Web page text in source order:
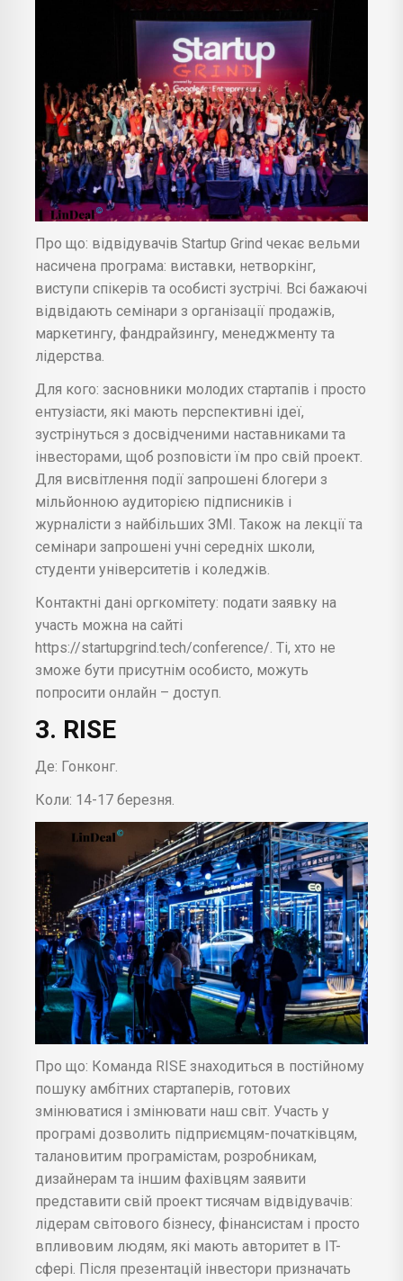
Про що: відвідувачів Startup Grind чекає вельми
насичена програма: виставки, нетворкінг,
виступи спікерів та особисті зустрічі. Всі бажаючі
відвідають семінари з організації продажів,
маркетингу, фандрайзингу, менеджменту та
лідерства.
Для кого: засновники молодих стартапів і просто
ентузіасти, які мають перспективні ідеї,
зустрінуться з досвідченими наставниками та
інвесторами, щоб розповісти їм про свій проект.
Для висвітлення події запрошені блогери з
мільйонною аудиторією підписників і
журналісти з найбільших ЗМІ. Також на лекції та
семінари запрошені учні середніх школи,
студенти університетів і коледжів.
Контактні дані оргкомітету: подати заявку на
участь можна на сайті
https://startupgrind.tech/conference/. Ті, хто не
зможе бути присутнім особисто, можуть
попросити онлайн – доступ.
3. RISE
Де: Гонконг.
Коли: 14-17 березня.
Про що: Команда RISE знаходиться в постійному
пошуку амбітних стартаперів, готових
змінюватися і змінювати наш світ. Участь у
програмі дозволить підприємцям-початківцям,
талановитим програмістам, розробникам,
дизайнерам та іншим фахівцям заявити
представити свій проект тисячам відвідувачів:
лідерам світового бізнесу, фінансистам і просто
впливовим людям, які мають авторитет в IT-
сфері. Після презентацій інвестори призначать